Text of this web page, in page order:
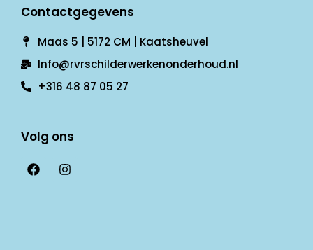
Contactgegevens
Maas 5 | 5172 CM | Kaatsheuvel
Info@rvrschilderwerkenonderhoud.nl
+316 48 87 05 27
Volg ons